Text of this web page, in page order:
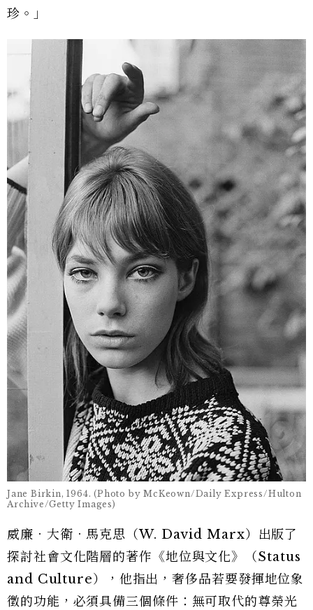
珍。」
Jane Birkin, 1964. (Photo by McKeown/Daily Express/Hulton
Archive/Getty Images)
威廉．大衛．馬克思（W. David Marx）出版了
探討社會文化階層的著作《地位與文化》（Status
and Culture），他指出，奢侈品若要發揮地位象
徵的功能，必須具備三個條件：無可取代的尊榮光